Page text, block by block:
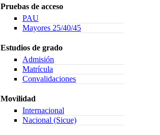
Pruebas de acceso
PAU
Mayores 25/40/45
Estudios de grado
Admisión
Matrícula
Convalidaciones
Movilidad
Internacional
Nacional (Sicue)